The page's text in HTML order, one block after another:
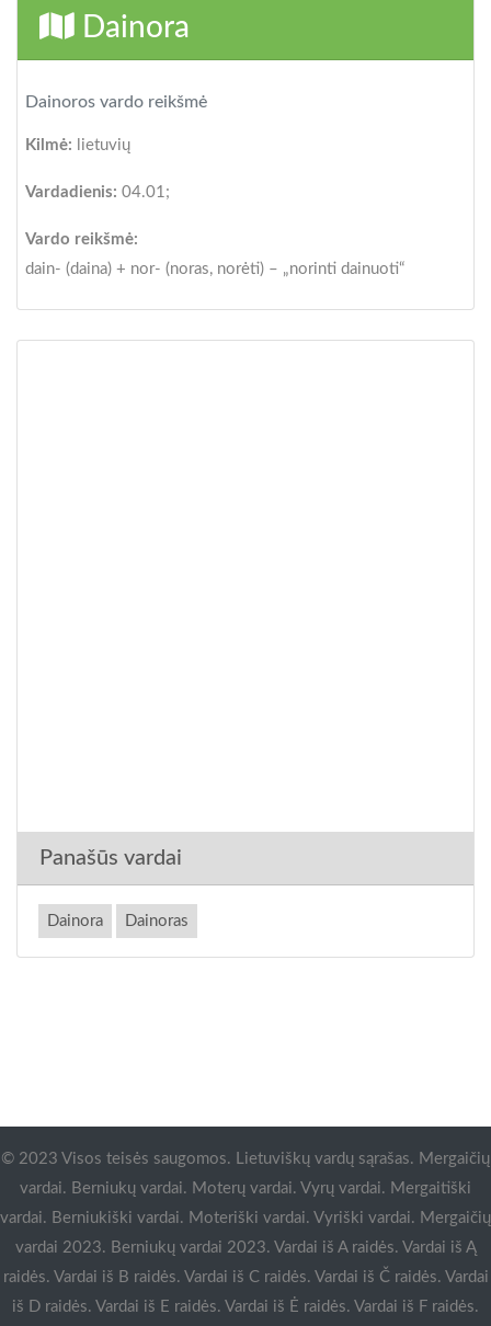
Dainora
Dainoros vardo reikšmė
Kilmė: lietuvių
Vardadienis: 04.01;
Vardo reikšmė:
dain- (daina) + nor- (noras, norėti) – „norinti dainuoti“
Panašūs vardai
Dainora Dainoras
© 2023 Visos teisės saugomos. Lietuviškų vardų sąrašas. Mergaičių
vardai. Berniukų vardai. Moterų vardai. Vyrų vardai. Mergaitiški
vardai. Berniukiški vardai. Moteriški vardai. Vyriški vardai. Mergaičių
vardai 2023. Berniukų vardai 2023. Vardai iš A raidės. Vardai iš Ą
raidės. Vardai iš B raidės. Vardai iš C raidės. Vardai iš Č raidės. Vardai
iš D raidės. Vardai iš E raidės. Vardai iš Ė raidės. Vardai iš F raidės.